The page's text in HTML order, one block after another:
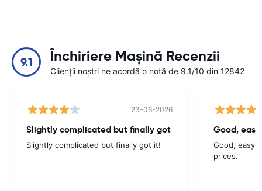
9.1 Închiriere Mașină Recenzii
Clienții noștri ne acordă o notă de 9.1/10 din 12842
23-06-2026
Slightly complicated but finally got
Slightly complicated but finally got it!
Good,
Good, easy
prices.